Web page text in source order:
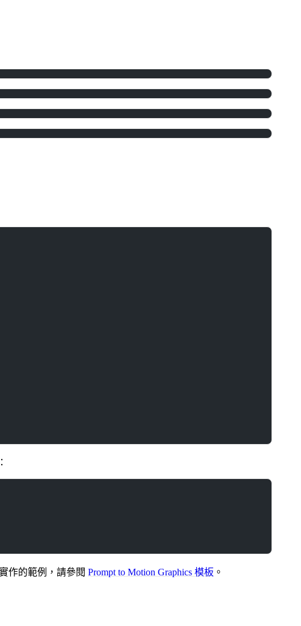
作的範例，請參閱 Prompt to Motion Graphics 模板 。